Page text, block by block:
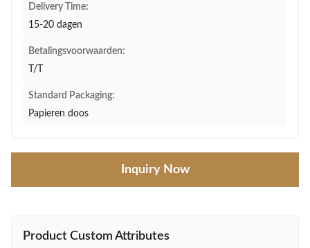
Delivery Time:
15-20 dagen
Betalingsvoorwaarden:
T/T
Standard Packaging:
Papieren doos
Inquiry Now
Product Custom Attributes